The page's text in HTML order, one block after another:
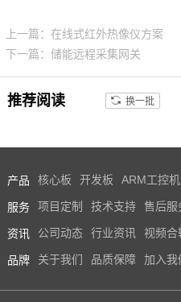
上一篇：在线式红外热像仪方案
下一篇：储能远程采集网关
推荐阅读 换一批
产品 核心板 开发板 ARM工控机
服务 项目定制 技术支持 售后服
资讯 公司动态 行业资讯 视频合
品牌 关于我们 品质保障 加入我